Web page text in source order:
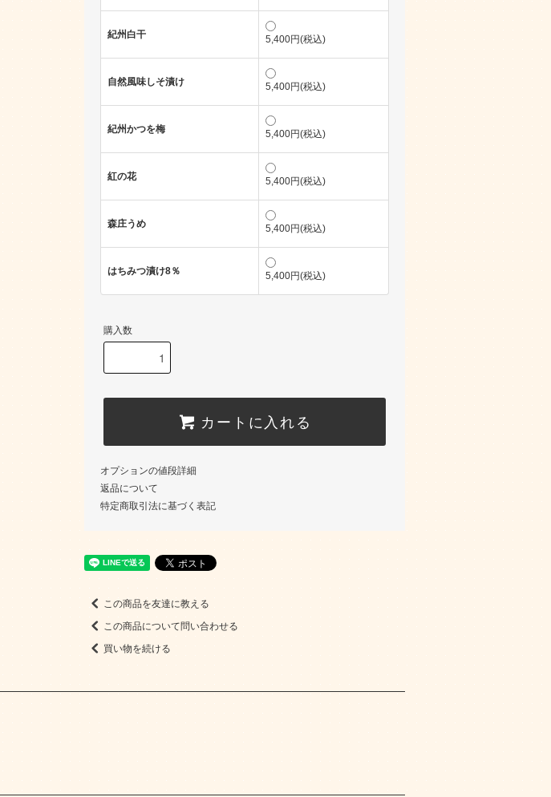
紀州白干 5,400円(税込)
自然風味しそ漬け 5,400円(税込)
紀州かつを梅 5,400円(税込)
紅の花 5,400円(税込)
森庄うめ 5,400円(税込)
はちみつ漬け8％ 5,400円(税込)
購入数
カートに入れる
オプションの値段詳細
返品について
特定商取引法に基づく表記
この商品を友達に教える
この商品について問い合わせる
買い物を続ける